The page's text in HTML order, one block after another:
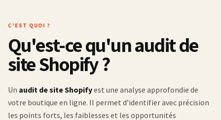
C'EST QUOI ?
Qu'est-ce qu'un audit de
site Shopify ?
Un audit de site Shopifyest une analyse approfondie de
votre boutique en ligne. Il permet d’identifier avec précision
les points forts, les faiblesses et les opportunités